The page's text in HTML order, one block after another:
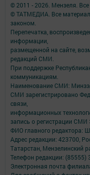
© 2011 - 2026. Мензеля.
© ТАТМЕДИА. Все
законом.
Перепечатка,
информации,
размещенной на сайте,
редакций СМИ.
При поддержке
коммуникациям.
Наименование СМИ:
СМИ зарегистрировано
связи,
информационных
запись о регистрации
ФИО главного редактора:
Адрес редакции: 423700,
Татарстан, Мензелинский
Телефон редакции: (85555)
Электронная почта